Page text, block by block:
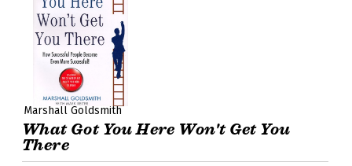
Marshall Goldsmith
What Got You Here Won't Get You
There